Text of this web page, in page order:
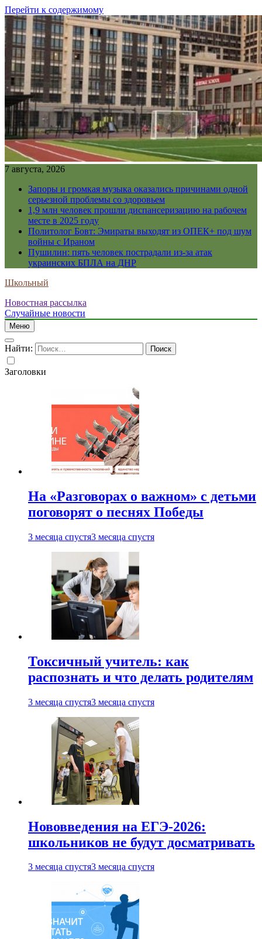
Перейти к содержимому
7 августа, 2026
Запоры и громкая музыка оказались причинами одной
серьезной проблемы со здоровьем
1,9 млн человек прошли диспансеризацию на рабочем
месте в 2025 году
Политолог Бовт: Эмираты выходят из ОПЕК+ под шум
войны с Ираном
Пушилин: пять человек пострадали из-за атак
украинских БПЛА на ДНР
Школьный
Новостная рассылка
Случайные новости
Меню
Найти:
Заголовки
На «Разговорах о важном» с детьми
поговорят о песнях Победы
3 месяца спустя3 месяца спустя
Токсичный учитель: как
распознать и что делать родителям
3 месяца спустя3 месяца спустя
Нововведения на ЕГЭ-2026:
школьников не будут досматривать
3 месяца спустя3 месяца спустя